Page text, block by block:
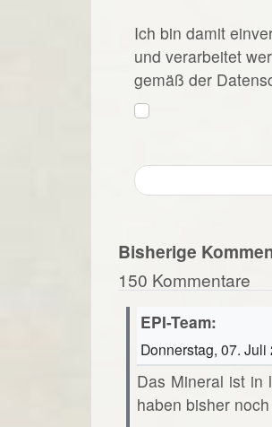
Ich bin damit
und verarbeitet
gemäß der
Bisherige
150 Kommentare
EPI-Team:
Donnerstag, 07. Juli
Das Mineral ist in
haben bisher